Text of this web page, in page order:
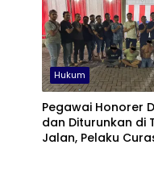
Hukum
Pegawai Honorer
dan Diturunkan di
Jalan, Pelaku